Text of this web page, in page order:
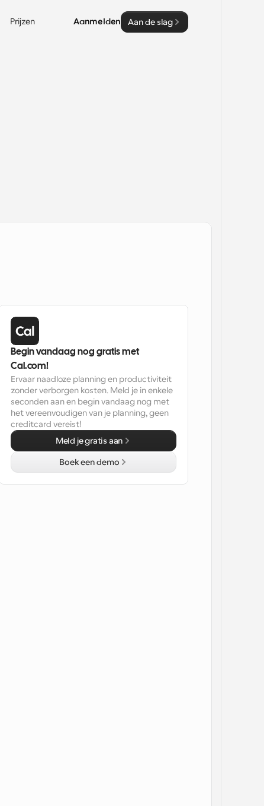
Prijzen Aanmelden Aan de slag
Begin vandaag nog gratis met
Cal.com!
Ervaar naadloze planning en productiviteit
zonder verborgen kosten. Meld je in enkele
seconden aan en begin vandaag nog met
het vereenvoudigen van je planning, geen
creditcard vereist!
Meld je gratis aan
Boek een demo